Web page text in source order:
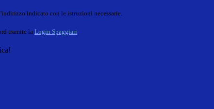
indicato con le istruzioni necessarie.
tramite la Login Spaggiari